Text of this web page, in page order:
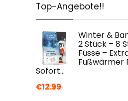
Top-Angebote!!
Winter &
2 Stück – 8
Füsse –
Fußwärmer
Sofort…
€12.99